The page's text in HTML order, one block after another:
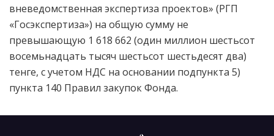
вневедомственная экспертиза проектов» (РГП
«Госэкспертиза») на общую сумму не
превышающую 1 618 662 (один миллион шестьсот
восемьнадцать тысяч шестьсот шестьдесят два)
тенге, с учетом НДС на основании подпункта 5)
пункта 140 Правил закупок Фонда.